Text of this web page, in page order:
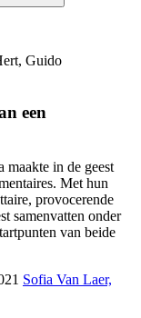
Guido
een
in de geest
Met hun
provocerende
samenvatten onder
van beide
Sofia Van Laer,